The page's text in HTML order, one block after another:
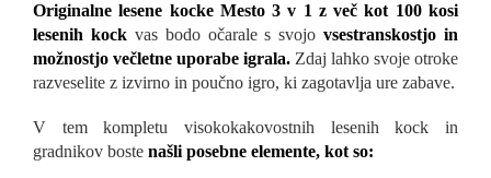
Originalne lesene kocke Mesto 3 v 1 z več kot 100 kosi
lesenih kockvas bodo očarale s svojovsestranskostjo in
možnostjo večletne uporabe igrala. Zdaj lahko svoje otroke
razveselite z izvirno in poučno igro, ki zagotavlja ure zabave.
V tem kompletu visokokakovostnih lesenih kock in
gradnikov boste našli posebne elemente, kot so: